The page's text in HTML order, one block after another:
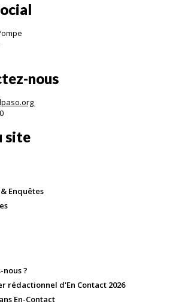
nous
site
Enquêtes
nous ?
rédactionnel d'En Contact 2026
En-Contact